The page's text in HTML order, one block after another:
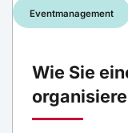
Eventmanagement
Wie Sie